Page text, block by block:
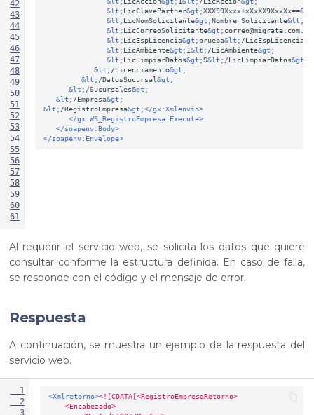
42
43
44
45
46
47
48
49
50
51
52
53
54
55
56
57
58
59
60
61
&lt; LicClavePartner&gt;XXX99Xxxx+xXxXX9XxxXx==
&lt; LicNomSolicitante&gt; Nombre Solicitante&lt;
&lt; LicCorreoSolicitante&gt; correo@migrate.com.br
&lt; LicEspLicencia&gt; prueba&lt; /LicEspLicencia
&lt; LicAmbiente&gt; 1&lt; /LicAmbiente&gt;
&lt; LicLimpiarDatos&gt;S&lt; /LicLimpiarDatos&gt;
&lt; /Licenciamento&gt;
&lt; /DatosSucursal&gt;
&lt; /Sucursales&gt;
&lt; /Empresa&gt;
&lt; /RegistroEmpresa&gt;</gx:Xmlenvio>
</gx:WS_RegistroEmpresa.Execute>
</soapenv:Body>
</soapenv:Envelope>
Al requerir el servicio web, se solicita los datos que quiere
consultar conforme la estructura definida. En caso de falla,
se responde con el código y el mensaje de error.
Respuesta
A continuación, se muestra un ejemplo de la respuesta del
servicio web.
  1
  2
  3
<Xmlretorno><![CDATA[<RegistroEmpresaRetorno>
    <Encabezado>